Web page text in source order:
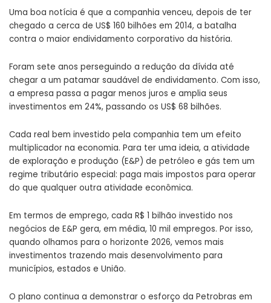
Uma boa notícia é que a companhia venceu, depois de ter
chegado a cerca de US$ 160 bilhões em 2014, a batalha
contra o maior endividamento corporativo da história.
Foram sete anos perseguindo a redução da dívida até
chegar a um patamar saudável de endividamento. Com isso,
a empresa passa a pagar menos juros e amplia seus
investimentos em 24%, passando os US$ 68 bilhões.
Cada real bem investido pela companhia tem um efeito
multiplicador na economia. Para ter uma ideia, a atividade
de exploração e produção (E&P) de petróleo e gás tem um
regime tributário especial: paga mais impostos para operar
do que qualquer outra atividade econômica.
Em termos de emprego, cada R$ 1 bilhão investido nos
negócios de E&P gera, em média, 10 mil empregos. Por isso,
quando olhamos para o horizonte 2026, vemos mais
investimentos trazendo mais desenvolvimento para
municípios, estados e União.
O plano continua a demonstrar o esforço da Petrobras em